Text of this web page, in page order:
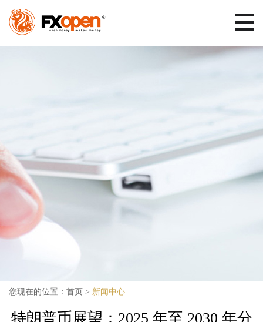
您现在的位置： 首页 > 新闻中心
特朗普币展望：2025 年至 2030 年分